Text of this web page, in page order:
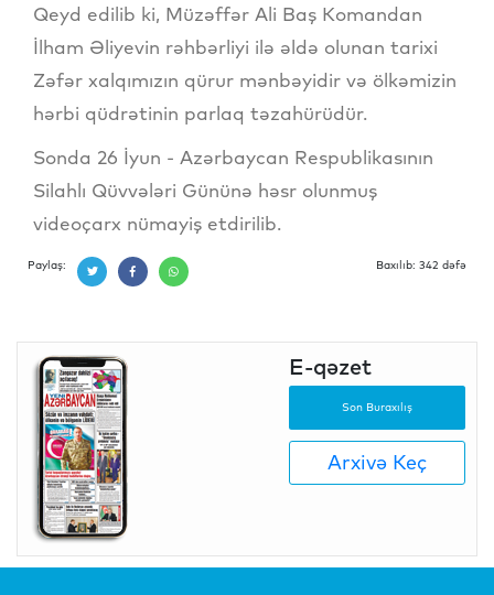
Qeyd edilib ki, Müzəffər Ali Baş Komandan
İlham Əliyevin rəhbərliyi ilə əldə olunan tarixi
Zəfər xalqımızın qürur mənbəyidir və ölkəmizin
hərbi qüdrətinin parlaq təzahürüdür.
Sonda 26 İyun - Azərbaycan Respublikasının
Silahlı Qüvvələri Gününə həsr olunmuş
videoçarx nümayiş etdirilib.
Paylaş: Baxılıb: 342 dəfə
E-qəzet
Son Buraxılış
Arxivə Keç